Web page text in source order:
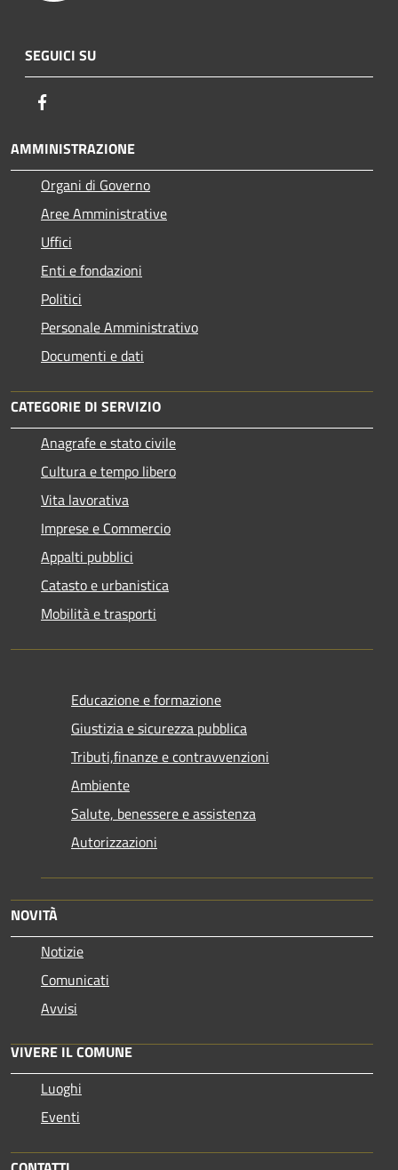
SEGUICI SU
AMMINISTRAZIONE
Organi di Governo
Aree Amministrative
Uffici
Enti e fondazioni
Politici
Personale Amministrativo
Documenti e dati
CATEGORIE DI SERVIZIO
Anagrafe e stato civile
Cultura e tempo libero
Vita lavorativa
Imprese e Commercio
Appalti pubblici
Catasto e urbanistica
Mobilità e trasporti
Educazione e formazione
Giustizia e sicurezza pubblica
Tributi,finanze e contravvenzioni
Ambiente
Salute, benessere e assistenza
Autorizzazioni
NOVITÀ
Notizie
Comunicati
Avvisi
VIVERE IL COMUNE
Luoghi
Eventi